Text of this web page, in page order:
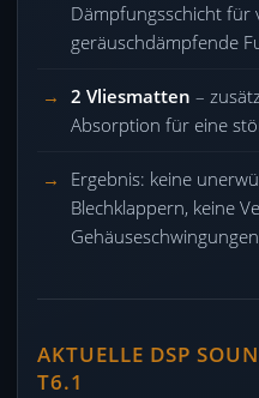
Dämpfungsschicht für
geräuschdämpfende
2 Vliesmatten –
Absorption für eine
Ergebnis: keine
Blechklappern, keine
Gehäuseschwingungen
AKTUELLE DSP
T6.1